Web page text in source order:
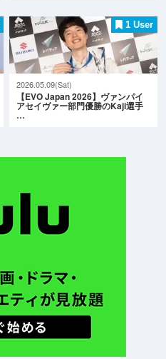
1 User
2026.05.09(Sat)
【EVO Japan 2026】ヴァンパイ
アセイヴァー部門優勝のKaji選手
…